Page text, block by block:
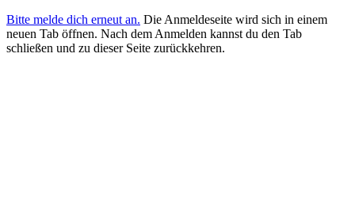
Bitte melde dich erneut an. Die Anmeldeseite wird sich in einem
neuen Tab öffnen. Nach dem Anmelden kannst du den Tab
schließen und zu dieser Seite zurückkehren.